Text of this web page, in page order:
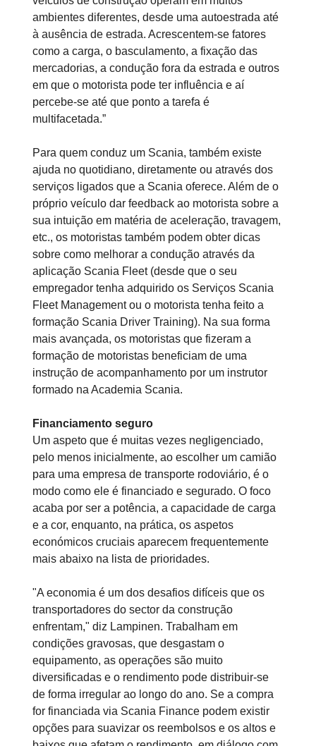
ambientes diferentes, desde uma autoestrada até
à ausência de estrada. Acrescentem-se fatores
como a carga, o basculamento, a fixação das
mercadorias, a condução fora da estrada e outros
em que o motorista pode ter influência e aí
percebe-se até que ponto a tarefa é
multifacetada.”
Para quem conduz um Scania, também existe
ajuda no quotidiano, diretamente ou através dos
serviços ligados que a Scania oferece. Além de o
próprio veículo dar feedback ao motorista sobre a
sua intuição em matéria de aceleração, travagem,
etc., os motoristas também podem obter dicas
sobre como melhorar a condução através da
aplicação Scania Fleet (desde que o seu
empregador tenha adquirido os Serviços Scania
Fleet Management ou o motorista tenha feito a
formação Scania Driver Training). Na sua forma
mais avançada, os motoristas que fizeram a
formação de motoristas beneficiam de uma
instrução de acompanhamento por um instrutor
formado na Academia Scania.
Financiamento seguro
Um aspeto que é muitas vezes negligenciado,
pelo menos inicialmente, ao escolher um camião
para uma empresa de transporte rodoviário, é o
modo como ele é financiado e segurado. O foco
acaba por ser a potência, a capacidade de carga
e a cor, enquanto, na prática, os aspetos
económicos cruciais aparecem frequentemente
mais abaixo na lista de prioridades.
"A economia é um dos desafios difíceis que os
transportadores do sector da construção
enfrentam," diz Lampinen. Trabalham em
condições gravosas, que desgastam o
equipamento, as operações são muito
diversificadas e o rendimento pode distribuir-se
de forma irregular ao longo do ano. Se a compra
for financiada via Scania Finance podem existir
opções para suavizar os reembolsos e os altos e